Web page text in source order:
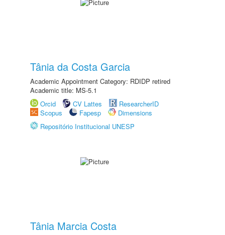
Tânia da Costa Garcia
Academic Appointment Category: RDIDP retired
Academic title: MS-5.1
Orcid
CV Lattes
ResearcherID
Scopus
Fapesp
Dimensions
Repositório Institucional UNESP
Tânia Marcia Costa